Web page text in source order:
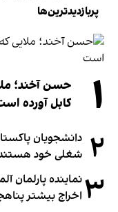
پربازدیدترین‌ها
۱
حسن آخند؛
کابل آورده
۲ دانشجویان
شغلی خود
۳نماینده پارلمان
اخراج بیشتر